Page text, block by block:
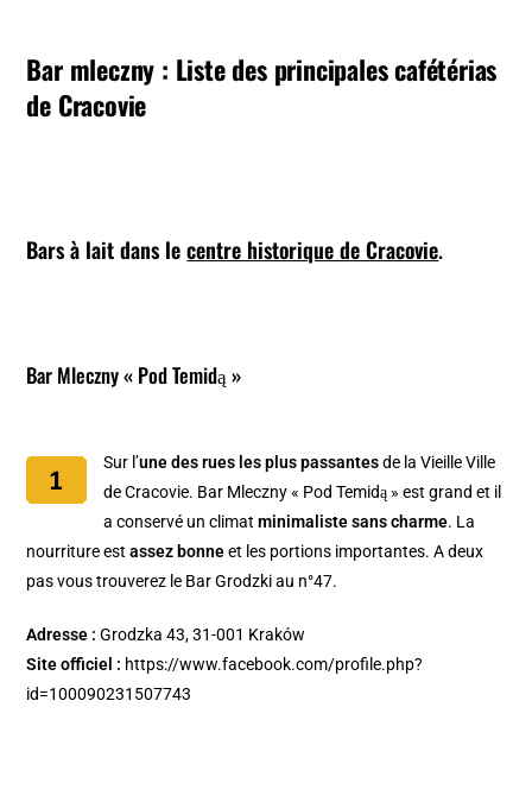
Bar mleczny : Liste des principales cafétérias
de Cracovie
Bars à lait dans lecentre historique de Cracovie.
Bar Mleczny « Pod Temidą »
Sur l’une des rues les plus passantesde la Vieille Ville
de Cracovie. Bar Mleczny « Pod Temidą » est grand et il
a conservé un climatminimaliste sans charme. La
nourriture estassez bonneet les portions importantes. A deux
pas vous trouverez le Bar Grodzki au n°47.
Adresse : Grodzka 43, 31-001 Kraków
Site officiel : https://www.facebook.com/profile.php?
id=100090231507743